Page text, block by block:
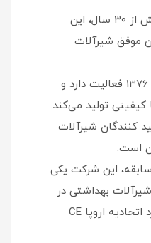
کی ای جی : با سابقه‌ای بیش از ۳۰ سال، این
موفق شیرآلات
کاویان : این شرکت از سال 1376 فعالیت دارد و
تولید می‌کند.
کنندگان شیرآلات
است.
بیش از 30 سال سابقه، این شرکت یکی
شیرآلات بهداشتی در
ایران است و دارای استاندارد اتحادیه اروپا CE